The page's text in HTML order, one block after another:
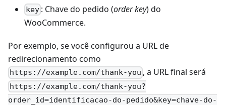
key : Chave do pedido (order key) do
WooCommerce.
Por exemplo, se você configurou a URL de
redirecionamento como
https://example.com/thank-you , a URL final será
https://example.com/thank-you?
order_id=identificacao-do-pedido&key=chave-do-